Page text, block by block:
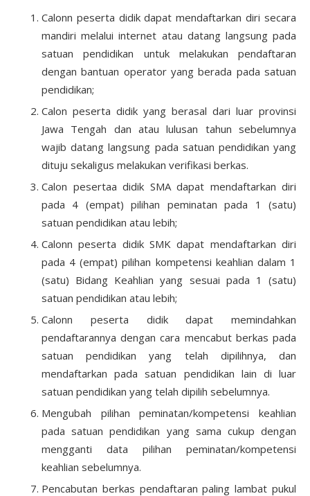
Calonn peserta didik dapat mendaftarkan diri secara
mandiri melalui internet atau datang langsung pada
satuan pendidikan untuk melakukan pendaftaran
dengan bantuan operator yang berada pada satuan
pendidikan;
Calon peserta didik yang berasal dari luar provinsi
Jawa Tengah dan atau lulusan tahun sebelumnya
wajib datang langsung pada satuan pendidikan yang
dituju sekaligus melakukan verifikasi berkas.
Calon pesertaa didik SMA dapat mendaftarkan diri
pada 4 (empat) pilihan peminatan pada 1 (satu)
satuan pendidikan atau lebih;
Calonn peserta didik SMK dapat mendaftarkan diri
pada 4 (empat) pilihan kompetensi keahlian dalam 1
(satu) Bidang Keahlian yang sesuai pada 1 (satu)
satuan pendidikan atau lebih;
Calonn peserta didik dapat memindahkan
pendaftarannya dengan cara mencabut berkas pada
satuan pendidikan yang telah dipilihnya, dan
mendaftarkan pada satuan pendidikan lain di luar
satuan pendidikan yang telah dipilih sebelumnya.
Mengubah pilihan peminatan/kompetensi keahlian
pada satuan pendidikan yang sama cukup dengan
mengganti data pilihan peminatan/kompetensi
keahlian sebelumnya.
Pencabutan berkas pendaftaran paling lambat pukul